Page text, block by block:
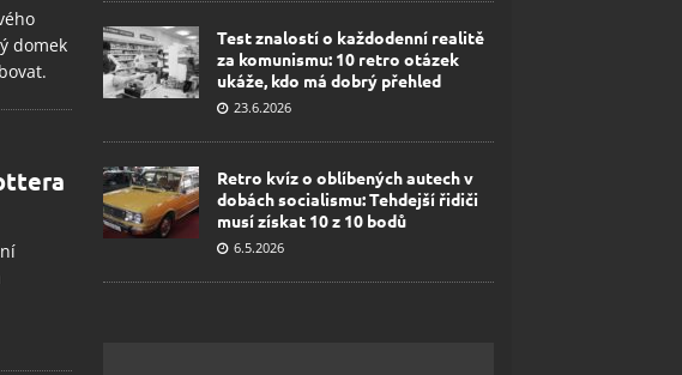
domek
Test znalostí o každodenní realitě
za komunismu: 10 retro otázek
ukáže, kdo má dobrý přehled
23.6.2026
Retro kvíz o oblíbených autech v
dobách socialismu: Tehdejší řidiči
musí získat 10 z 10 bodů
6.5.2026